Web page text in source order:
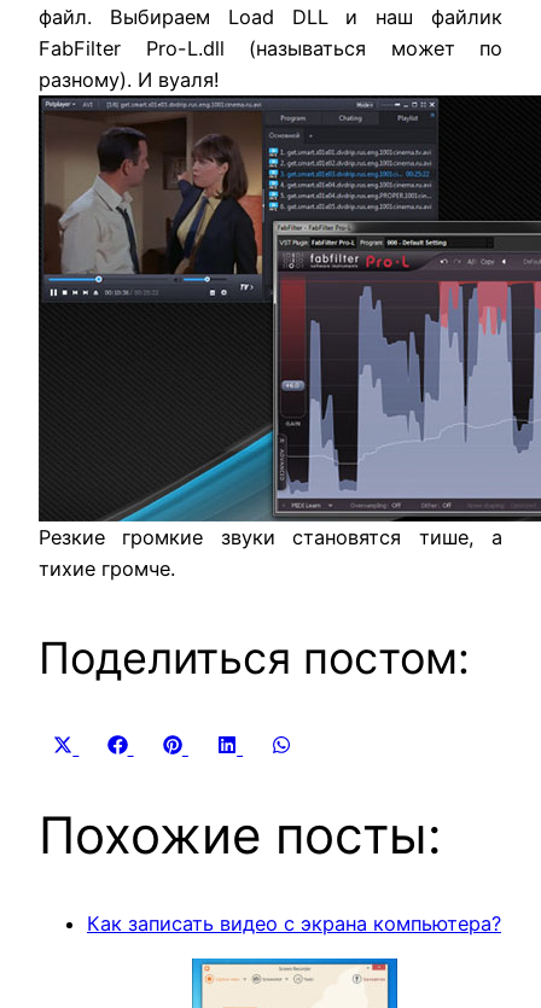
файл. Выбираем Load DLL и наш
файлик
FabFilter
Pro-L.dll (называться может
по
разному). И вуаля!
Резкие громкие
звуки становятся тише, а
тихие громче.
Поделиться постом:
Share
Share
Facebook
Share
PinterestShare
LinkedIn
Похожие посты:
Как записать видео с экрана компьютера?